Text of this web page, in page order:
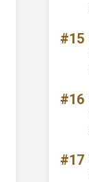
#15
#16
#17